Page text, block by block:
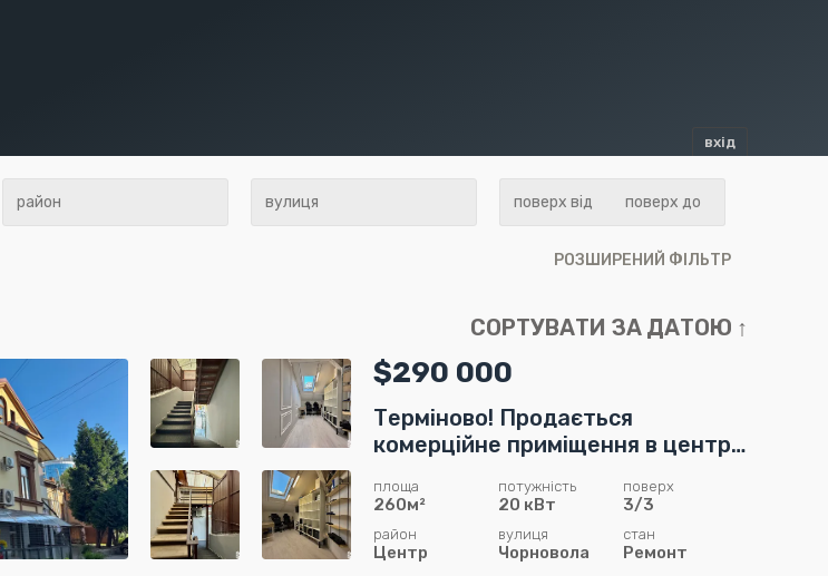
вхід
РОЗШИРЕНИЙ ФІЛЬТР
$290 000
Терміново! Продається
комерційне приміщення в центрі
площа
260м²
потужність
20 кВт
поверх
3/3
район
Центр
вулиця
Чорновола
стан
Ремонт